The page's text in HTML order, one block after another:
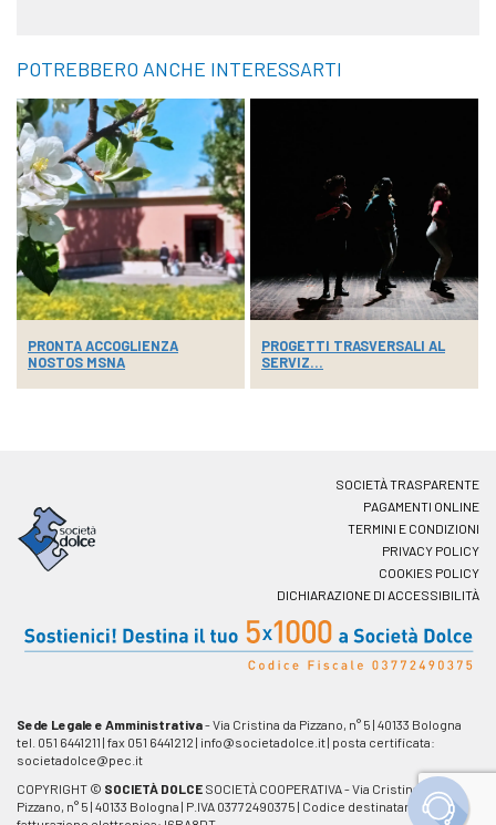
POTREBBERO ANCHE INTERESSARTI
PRONTA ACCOGLIENZA
NOSTOS MSNA
PROGETTI TRASVERSALI AL
SERVIZ...
SOCIETÀ TRASPARENTE
PAGAMENTI ONLINE
TERMINI E CONDIZIONI
PRIVACY POLICY
COOKIES POLICY
DICHIARAZIONE DI ACCESSIBILITÀ
Sede Legale e Amministrativa- Via Cristina da Pizzano, n° 5 | 40133 Bologna
tel. 051 6441211 | fax 051 6441212 | info@societadolce.it| posta certificata:
societadolce@pec.it
COPYRIGHT © SOCIETÀ DOLCE SOCIETÀ COOPERATIVA - Via Cristina da
Pizzano, n° 5 | 40133 Bologna | P.IVA 03772490375 | Codice destinatario